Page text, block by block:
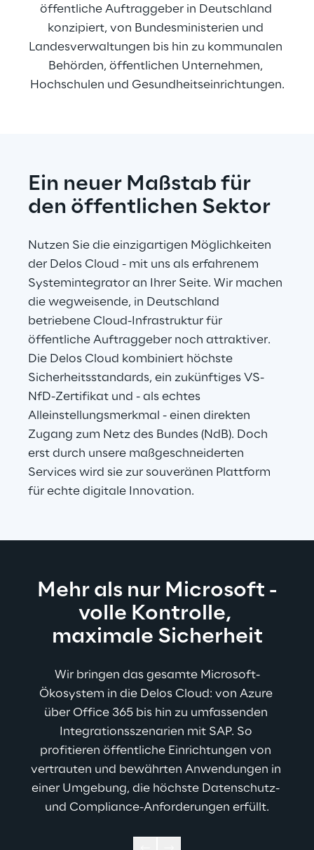
öffentliche Auftraggeber in Deutschland
konzipiert, von Bundesministerien und
Landesverwaltungen bis hin zu kommunalen
Behörden, öffentlichen Unternehmen,
Hochschulen und Gesundheitseinrichtungen.
Ein neuer Maßstab für
den öffentlichen Sektor
Nutzen Sie die einzigartigen Möglichkeiten
der Delos Cloud - mit uns als erfahrenem
Systemintegrator an Ihrer Seite. Wir machen
die wegweisende, in Deutschland
betriebene Cloud-Infrastruktur für
öffentliche Auftraggeber noch attraktiver.
Die Delos Cloud kombiniert höchste
Sicherheitsstandards, ein zukünftiges VS-
NfD-Zertifikat und - als echtes
Alleinstellungsmerkmal - einen direkten
Zugang zum Netz des Bundes (NdB). Doch
erst durch unsere maßgeschneiderten
Services wird sie zur souveränen Plattform
für echte digitale Innovation.
Mehr als nur Microsoft -
volle Kontrolle,
maximale Sicherheit
Wir bringen das gesamte Microsoft-
Ökosystem in die Delos Cloud: von Azure
über Office 365 bis hin zu umfassenden
Integrationsszenarien mit SAP. So
profitieren öffentliche Einrichtungen von
vertrauten und bewährten Anwendungen in
einer Umgebung, die höchste Datenschutz-
und Compliance-Anforderungen erfüllt.